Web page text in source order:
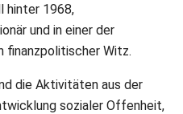
hinter 1968,
und in einer der
finanzpolitischer Witz.
die Aktivitäten aus der
sozialer Offenheit,